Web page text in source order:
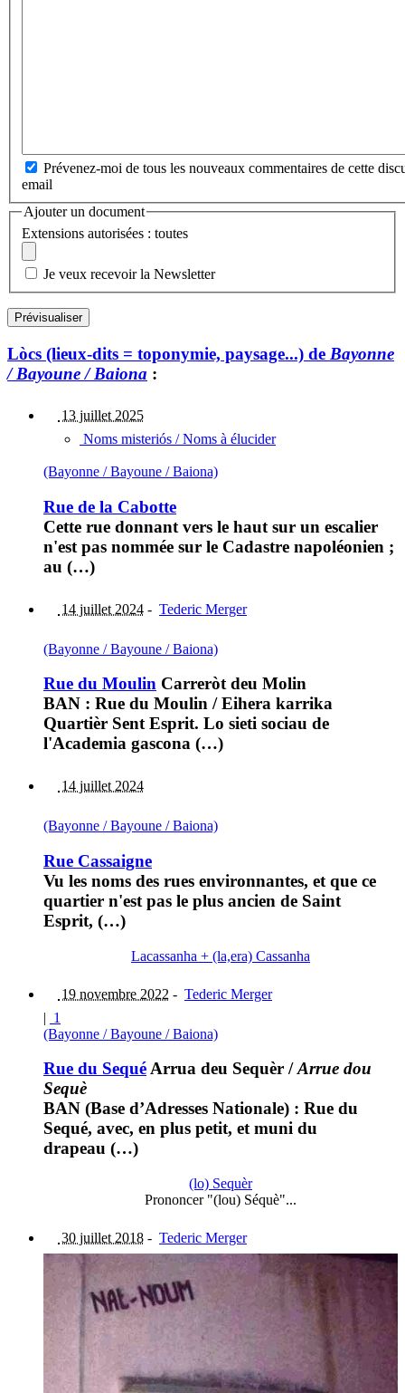
Prévenez-moi de tous les nouveaux commentaires de cette
email
Ajouter un document
Extensions autorisées : toutes
Je veux recevoir la Newsletter
Lòcs (lieux-dits = toponymie, paysage...) de Bayonne
/ Bayoune / Baiona :
13 juillet 2025
Noms misteriós / Noms à élucider
(Bayonne / Bayoune / Baiona)
Rue de la Cabotte
Cette rue donnant vers le haut sur un escalier
n'est pas nommée sur le Cadastre napoléonien ;
au (…)
14 juillet 2024 - Tederic Merger
(Bayonne / Bayoune / Baiona)
Rue du Moulin Carreròt deu Molin
BAN : Rue du Moulin / Eihera karrika
Quartièr Sent Esprit. Lo sieti sociau de
l'Academia gascona (…)
14 juillet 2024
(Bayonne / Bayoune / Baiona)
Rue Cassaigne
Vu les noms des rues environnantes, et que ce
quartier n'est pas le plus ancien de Saint
Esprit, (…)
Lacassanha + (la,era) Cassanha
19 novembre 2022 - Tederic Merger
| 1
(Bayonne / Bayoune / Baiona)
Rue du SequéArrua deu Sequèr /Arrue dou
Sequè
BAN (Base d’Adresses Nationale) : Rue du
Sequé, avec, en plus petit, et muni du
drapeau (…)
(lo) Sequèr
Prononcer "(lou) Séquè"...
30 juillet 2018 - Tederic Merger